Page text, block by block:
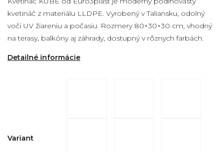
kvetináč z materiálu LLDPE. Vyrobený v Taliansku, odolný
voči UV žiareniu a počasiu. Rozmery 80×30×30 cm, vhodný
na terasy, balkóny aj záhrady, dostupný v rôznych farbách.
Detailné informácie
Variant